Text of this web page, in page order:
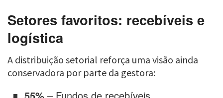
Setores favoritos: recebíveis e
logística
A distribuição setorial reforça uma visão ainda
conservadora por parte da gestora: